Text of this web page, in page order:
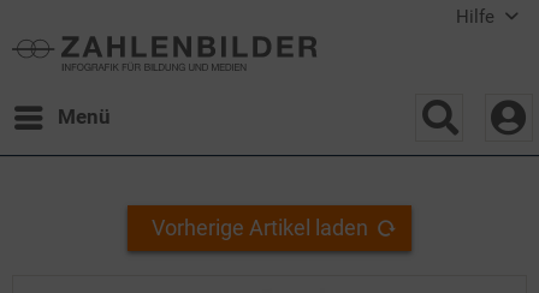
Hilfe
Menü
Vorherige Artikel laden